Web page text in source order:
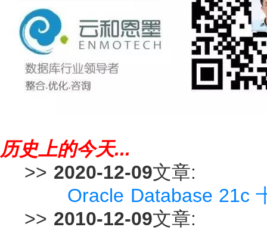
历史上的今天...
>> 2020-12-09文章:
Oracle Database 21c
>> 2010-12-09文章: